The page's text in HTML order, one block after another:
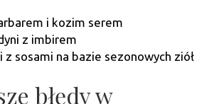
i kozim serem
z imbirem
z sosami na bazie sezonowych ziół
błędy w